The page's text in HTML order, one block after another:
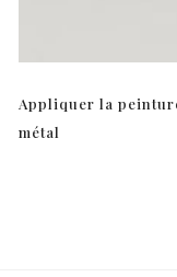
Appliquer la
métal